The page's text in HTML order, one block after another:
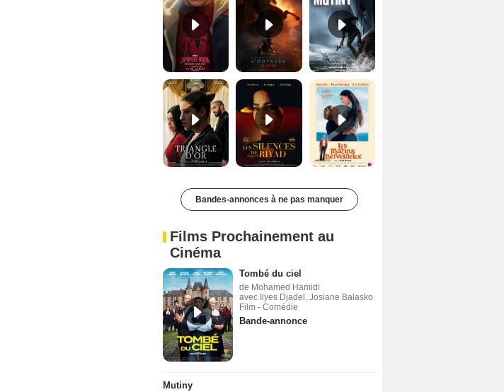
Les Silences de Riyad Bande-annonce VO STFR Les Matins merveilleux Bande-annonce VF
Bandes-annonces à ne pas manquer
Films Prochainement au
Cinéma
Tombé du ciel
de Mohamed Hamidi
avec Ilyes Djadel, Josiane Balasko
Film - Comédie
Bande-annonce
Mutiny